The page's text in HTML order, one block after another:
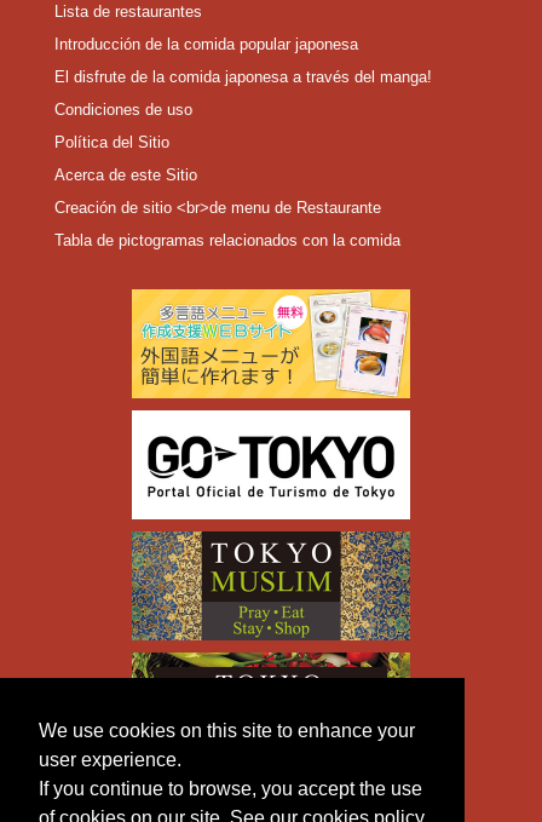
We use cookies on this site to enhance your
user experience.
If you continue to browse, you accept the use
Lista de restaurantes
Introducción de la comida popular japonesa
El disfrute de la comida japonesa a través del manga!
Condiciones de uso
Política del Sitio
Acerca de este Sitio
Creación de sitio <br>de menu de Restaurante
Tabla de pictogramas relacionados con la comida